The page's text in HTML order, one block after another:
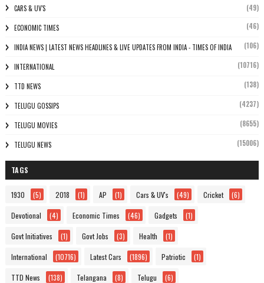
CARS & UV'S (49)
ECONOMIC TIMES (46)
INDIA NEWS | LATEST NEWS HEADLINES & LIVE UPDATES FROM INDIA - TIMES OF INDIA (106)
INTERNATIONAL (10716)
TTD NEWS (138)
TELUGU GOSSIPS (4237)
TELUGU MOVIES (8655)
TELUGU NEWS (15006)
TAGS
1930 (5) 2018 (1) AP (1) Cars & UV's (49) Cricket (6)
Devotional (4) Economic Times (46) Gadgets (1)
Govt Initiatives (1) Govt Jobs (3) Health (1)
International (10716) Latest Cars (1896) Patriotic (1)
TTD News (138) Telangana (8) Telugu (6)